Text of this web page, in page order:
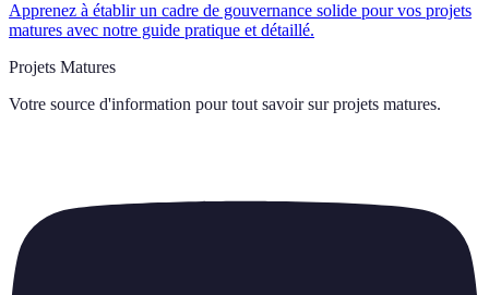
Apprenez à établir un cadre de gouvernance solide pour vos projets
matures avec notre guide pratique et détaillé.
Projets Matures
Votre source d'information pour tout savoir sur projets matures.